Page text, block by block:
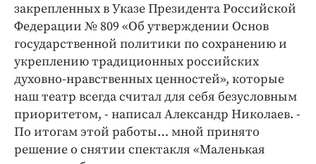
закрепленных в Указе Президента Российской
Федерации № 809 «Об утверждении Основ
государственной политики по сохранению и
укреплению традиционных российских
духовно-нравственных ценностей», которые
наш театр всегда считал для себя безусловным
приоритетом, - написал Александр Николаев. -
По итогам этой работы… мной принято
решение о снятии спектакля «Маленькая